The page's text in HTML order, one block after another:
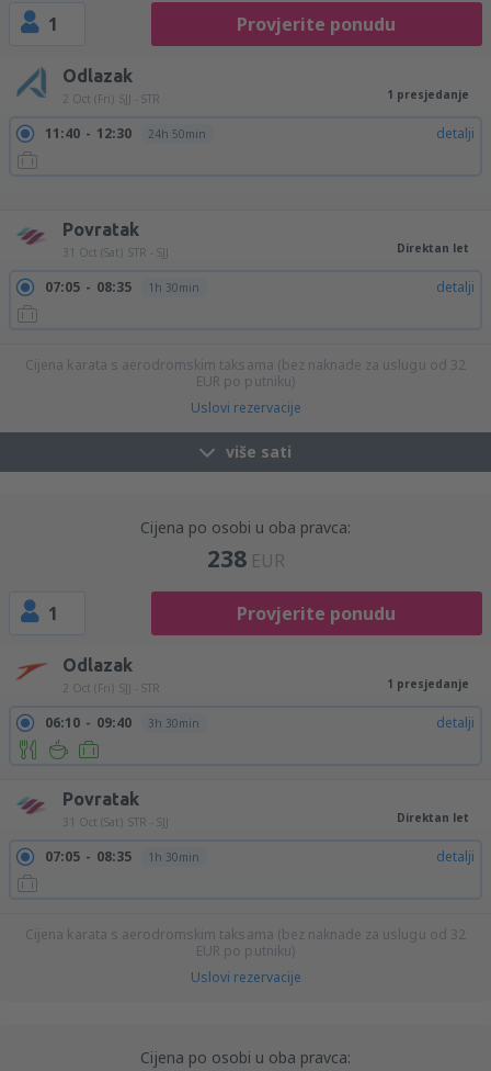
1 Provjerite ponudu
Odlazak
2 Oct (Fri) SJJ - STR 1 presjedanje
11:40 12:30 24h 50min detalji
Povratak
31 Oct (Sat) STR - SJJ Direktan let
07:05 08:35 1h 30min detalji
Cijena karata s aerodromskim taksama (bez naknade za uslugu od 32
EUR po putniku)
Uslovi rezervacije
više sati
Cijena po osobi u oba pravca:
238 EUR
1 Provjerite ponudu
Odlazak
2 Oct (Fri) SJJ - STR 1 presjedanje
06:10 09:40 3h 30min detalji
Povratak
31 Oct (Sat) STR - SJJ Direktan let
07:05 08:35 1h 30min detalji
Cijena karata s aerodromskim taksama (bez naknade za uslugu od 32
EUR po putniku)
Uslovi rezervacije
Cijena po osobi u oba pravca: